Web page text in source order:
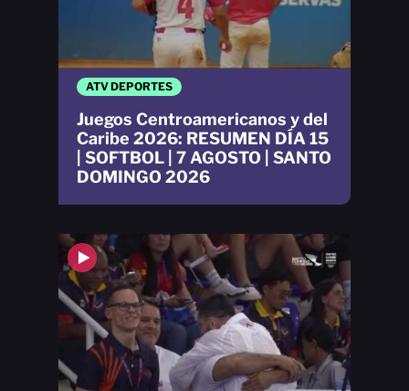
ATV DEPORTES
Juegos Centroamericanos y del
Caribe 2026: RESUMEN DÍA 15
| SOFTBOL | 7 AGOSTO | SANTO
DOMINGO 2026